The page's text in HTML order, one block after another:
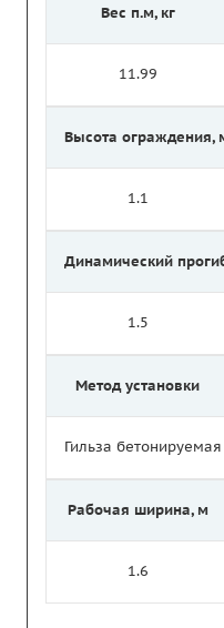
Вес п.м, кг
11.99
Высота ограждения,
1.1
Динамический
1.5
Метод установки
Гильза бетонируемая
Рабочая ширина, м
1.6